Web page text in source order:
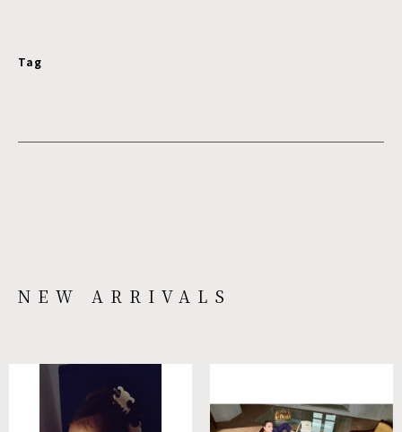
Tag
NEW ARRIVALS